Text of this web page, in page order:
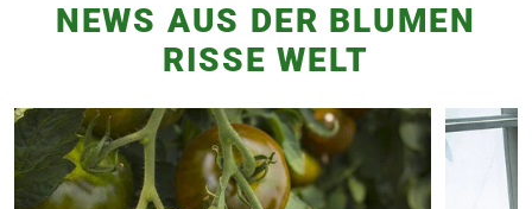
NEWS AUS DER BLUMEN
RISSE WELT